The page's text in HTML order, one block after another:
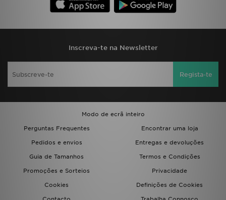
Inscreva-te na Newsletter
Regista-te
Modo de ecrã inteiro
Perguntas Frequentes
Encontrar uma loja
Pedidos e envios
Entregas e devoluções
Guia de Tamanhos
Termos e Condições
Promoções e Sorteios
Privacidade
Cookies
Definições de Cookies